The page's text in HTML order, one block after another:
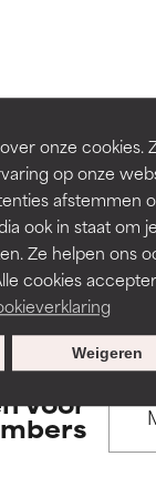
onze cookies.
op onze
afstemmen
ook in staat om je
Ze helpen ons
cookies
Weigeren
andere
gecombineerd
gevallen
dan goed doet.
andere
gecombineerd
gevallen
dan goed doet.
voor